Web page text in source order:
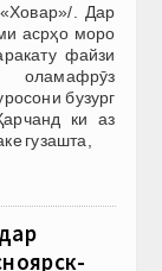
. Дар
асрҳо моро
файзи
оламафрӯз
бузург
ки аз
гузашта,